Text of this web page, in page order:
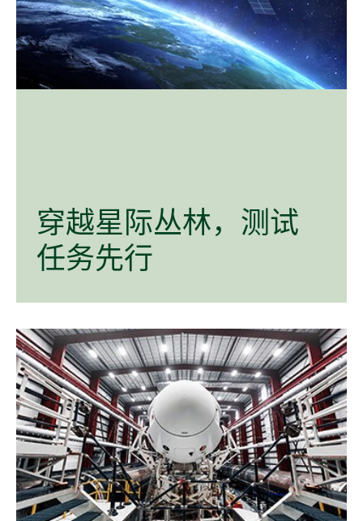
穿越星际丛林， 测试
任务先行